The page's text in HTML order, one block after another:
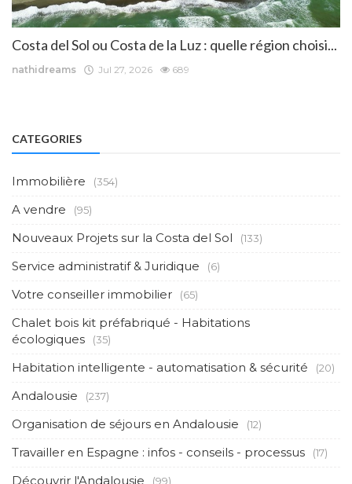
Costa del Sol ou Costa de la Luz : quelle région choisi...
nathidreams Jul 27, 2026 689
CATEGORIES
Immobilière (354)
A vendre (95)
Nouveaux Projets sur la Costa del Sol (133)
Service administratif & Juridique (6)
Votre conseiller immobilier (65)
Chalet bois kit préfabriqué - Habitations
écologiques
(35)
Habitation intelligente - automatisation & sécurité (20)
Andalousie (237)
Organisation de séjours en Andalousie (12)
Travailler en Espagne : infos - conseils - processus (17)
Découvrir l'Andalousie (99)